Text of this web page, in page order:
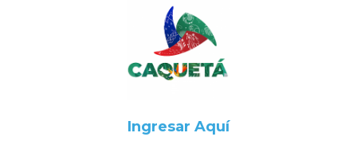
Ingresar Aquí